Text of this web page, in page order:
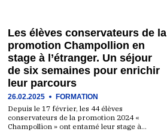
Les élèves conservateurs de la
promotion Champollion en
stage à l’étranger. Un séjour
de six semaines pour enrichir
leur parcours
26.02.2025 FORMATION
Depuis le 17 février, les 44 élèves
conservateurs de la promotion 2024 «
Champollion » ont entamé leur stage à…